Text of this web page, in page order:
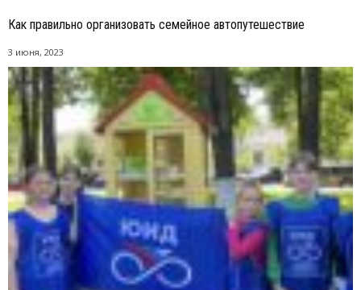
Как правильно организовать семейное автопутешествие
3 июня, 2023